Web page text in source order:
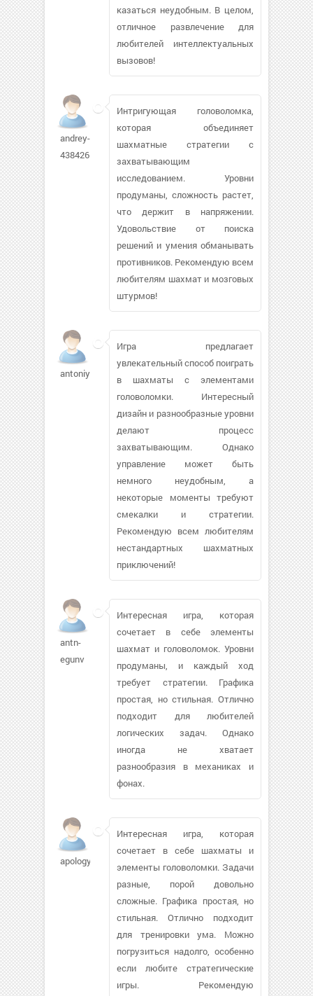
казаться неудобным. В целом,
отличное развлечение для
любителей интеллектуальных
вызовов!
andrey-
438426
Интригующая головоломка,
которая объединяет
шахматные стратегии с
захватывающим
исследованием. Уровни
продуманы, сложность растет,
что держит в напряжении.
Удовольствие от поиска
решений и умения обманывать
противников. Рекомендую всем
любителям шахмат и мозговых
штурмов!
antoniya91364
Игра предлагает
увлекательный способ поиграть
в шахматы с элементами
головоломки. Интересный
дизайн и разнообразные уровни
делают процесс
захватывающим. Однако
управление может быть
немного неудобным, а
некоторые моменты требуют
смекалки и стратегии.
Рекомендую всем любителям
нестандартных шахматных
приключений!
antn-
egunv
Интересная игра, которая
сочетает в себе элементы
шахмат и головоломок. Уровни
продуманы, и каждый ход
требует стратегии. Графика
простая, но стильная. Отлично
подходит для любителей
логических задач. Однако
иногда не хватает
разнообразия в механиках и
фонах.
apology86
Интересная игра, которая
сочетает в себе шахматы и
элементы головоломки. Задачи
разные, порой довольно
сложные. Графика простая, но
стильная. Отлично подходит
для тренировки ума. Можно
погрузиться надолго, особенно
если любите стратегические
игры. Рекомендую